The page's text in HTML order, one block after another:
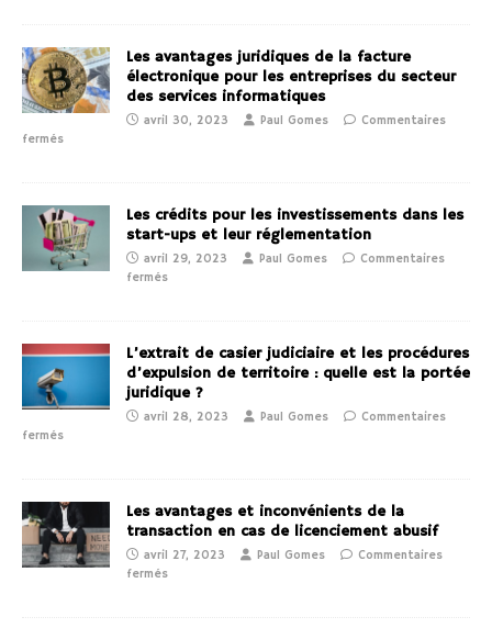
Les avantages juridiques de la facture
électronique pour les entreprises du secteur
des services informatiques
avril 30, 2023 Paul Gomes
Commentaires
fermés
Les crédits pour les investissements dans les
start-ups et leur réglementation
avril 29, 2023 Paul Gomes
Commentaires
fermés
L’extrait de casier judiciaire et les procédures
d’expulsion de territoire : quelle est la portée
juridique ?
avril 28, 2023 Paul Gomes
Commentaires
fermés
Les avantages et inconvénients de la
transaction en cas de licenciement abusif
avril 27, 2023 Paul Gomes
Commentaires
fermés